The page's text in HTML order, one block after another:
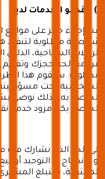
أ) مقدمو الخدمات لدين
عند إجراء حجز على مواقع
شخصية مطلوبة لتنفيذ
الرحلات السياحية،
من معالجة حجزك وتقديم
مطلوبة. سيقوم هذا
الشخصية تحت
الخاصة به. لذلك نوصي
الخاصة بكل مزود خدمة
إلى الحد الذي نشارك
أو الاندماج أو التوحيد أو
المحتملة، سنبلغ